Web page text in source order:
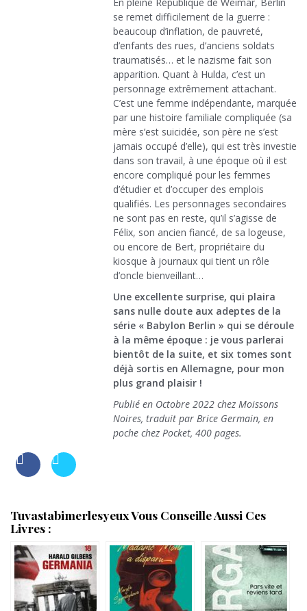
se remet difficilement de la guerre :
beaucoup d’inflation, de pauvreté,
d’enfants des rues, d’anciens soldats
traumatisés… et le nazisme fait son
apparition. Quant à Hulda, c’est un
personnage extrêmement attachant.
C’est une femme indépendante, marquée
par une histoire familiale compliquée (sa
mère s’est suicidée, son père ne s’est
jamais occupé d’elle), qui est très investie
dans son travail, à une époque où il est
encore compliqué pour les femmes
d’étudier et d’occuper des emplois
qualifiés. Les personnages secondaires
ne sont pas en reste, qu’il s’agisse de
Félix, son ancien fiancé, de sa logeuse,
ou encore de Bert, propriétaire du
kiosque à journaux qui tient un rôle
d’oncle bienveillant…
Une excellente surprise, qui plaira
sans nulle doute aux adeptes de la
série « Babylon Berlin » qui se déroule
à la même époque : je vous parlerai
bientôt de la suite, et six tomes sont
déjà sortis en Allemagne, pour mon
plus grand plaisir !
Publié en Octobre 2022 chez Moissons
Noires, traduit par Brice Germain, en
poche chez Pocket, 400 pages.
Tuvastabimerlesyeux Vous Conseille Aussi Ces
Livres :